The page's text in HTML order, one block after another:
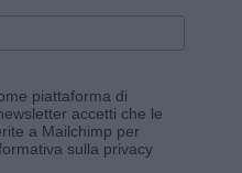
piattaforma di
accetti che le
a Mailchimp per
sulla privacy